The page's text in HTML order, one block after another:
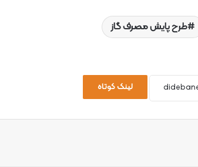
طرح پایش مصرف گاز
لینک کوتاه